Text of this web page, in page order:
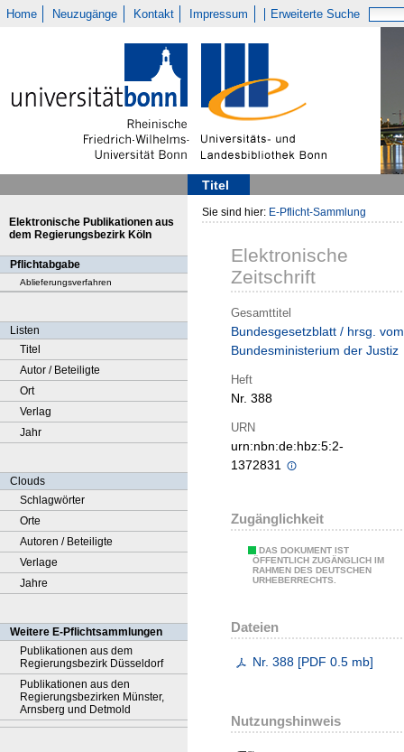
Home Neuzugänge Kontakt Impressum Erweiterte Suche
Titel
Elektronische Publikationen aus
dem Regierungsbezirk Köln
Pflichtabgabe
Ablieferungsverfahren
Listen
Titel
Autor / Beteiligte
Ort
Verlag
Jahr
Clouds
Schlagwörter
Orte
Autoren / Beteiligte
Verlage
Jahre
Weitere E-Pflichtsammlungen
Publikationen aus dem
Regierungsbezirk Düsseldorf
Publikationen aus den
Regierungsbezirken Münster,
Arnsberg und Detmold
Sie sind hier: E-Pflicht-Sammlung
Elektronische
Zeitschrift
Gesamttitel
Bundesgesetzblatt / hrsg. vom
Bundesministerium der Justiz
Heft
Nr. 388
URN
urn:nbn:de:hbz:5:2-
1372831
Zugänglichkeit
DAS DOKUMENT IST
ÖFFENTLICH ZUGÄNGLICH IM
RAHMEN DES DEUTSCHEN
URHEBERRECHTS.
Dateien
Nr. 388 [PDF 0.5 mb]
Nutzungshinweis